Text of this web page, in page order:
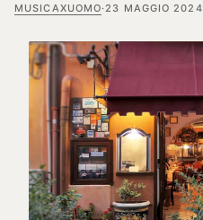
MUSICAXUOMO·23 MAGGIO 2024